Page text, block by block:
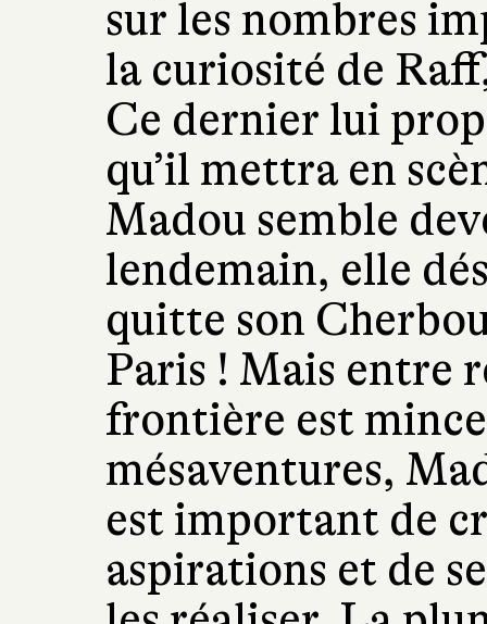
sur les nombres
la curiosité de
Ce dernier lui
qu’il mettra en
Madou semble
lendemain, elle
quitte son
Paris ! Mais entre
frontière est
mésaventures,
est important de
aspirations et de